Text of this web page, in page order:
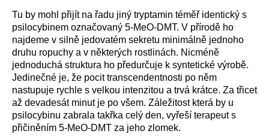
Tu by mohl přijít na řadu jiný tryptamin téměř identický s
psilocybinem označovaný 5-MeO-DMT. V přírodě ho
najdeme v silně jedovatém sekretu minimálně jednoho
druhu ropuchy a v některých rostlinách. Nicméně
jednoduchá struktura ho předurčuje k syntetické výrobě.
Jedinečné je, že pocit transcendentnosti po něm
nastupuje rychle s velkou intenzitou a trvá krátce. Za třicet
až devadesát minut je po všem. Záležitost která by u
psilocybinu zabrala takřka celý den, vyřeší terapeut s
přičiněním 5-MeO-DMT za jeho zlomek.